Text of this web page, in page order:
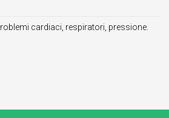
cardiaci, respiratori, pressione.